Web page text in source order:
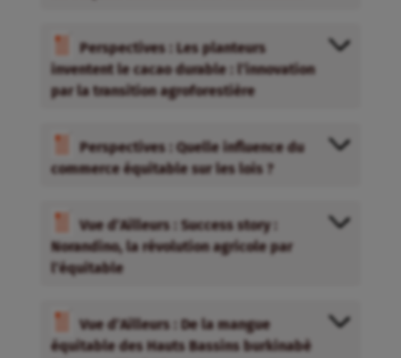
Perspectives : Les planteurs
inventent le cacao durable : l’innovation
par la transition agroforestière
Perspectives : Quelle influence du
commerce équitable sur les lois ?
Vue d’Ailleurs : Success story :
Norandino, la révolution agricole par
l’équitable
Vue d’Ailleurs : De la mangue
équitable des Hauts Bassins burkinabè